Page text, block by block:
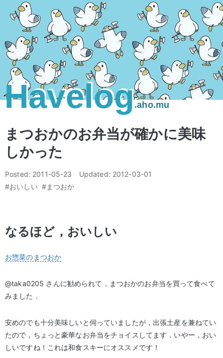
Havelog.aho.mu
まつおかのお弁当が確かに美味
しかった
Posted: 2011-05-23 Updated: 2012-03-01
#おいしい #まつおか
なるほど，おいしい
お惣菜のまつおか
@taka0205 さんに勧められて，まつおかのお弁当を買って食べて
みました．
安めのでも十分美味しいと伺っていましたが，出張土産を兼ねてい
たので，ちょっと豪華なお弁当をチョイスしてます．いやー，おい
しいですね！これは和食スキーにオススメです！